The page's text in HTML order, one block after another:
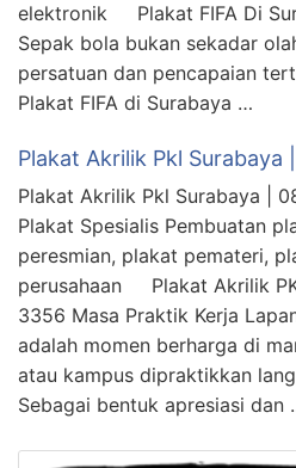
elektronik Plakat FIFA Di
Sepak bola bukan sekadar
persatuan dan pencapaian
Plakat FIFA di Surabaya …
Plakat Akrilik Pkl Surabaya
Plakat Akrilik Pkl Surabaya |
Plakat Spesialis Pembuatan
peresmian, plakat pemateri,
perusahaan Plakat Akrilik
3356 Masa Praktik Kerja
adalah momen berharga di
atau kampus dipraktikkan
Sebagai bentuk apresiasi dan